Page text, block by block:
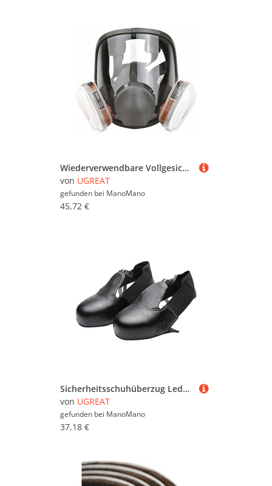
Wiederverwendbare Vollgesichts-Atemschutzmaske, 16-in-1-Antibeschlag-Gasmaske, Vollgesichts-Atemschutzmaske, Schutz vor Formaldehyd
von UGREAT
gefunden bei ManoMano
45,72 €
Sicherheitsschuhüberzug Lederschutzschuhüberzug Größe Eur 36-46
von UGREAT
gefunden bei ManoMano
37,18 €